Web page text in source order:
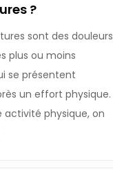
?
sont des douleurs
plus ou moins
se présentent
un effort physique.
activité physique, on